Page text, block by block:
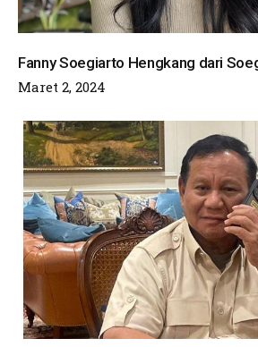
Fanny Soegiarto Hengkang dari
Maret 2, 2024